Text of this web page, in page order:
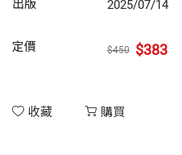
出版 2025/07/14
定價 $450 $383
收藏 購買